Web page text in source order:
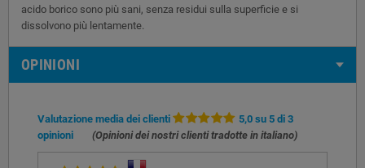
acido borico sono più sani, senza residui sulla superficie e si
dissolvono più lentamente.
OPINIONI
Valutazione media dei clienti
5,0 su 5 di 3
opinioni
(Opinioni dei nostri clienti tradotte in italiano)